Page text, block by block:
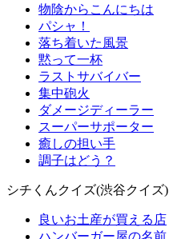
物陰からこんにちは
パシャ！
落ち着いた風景
黙って一杯
ラストサバイバー
集中砲火
ダメージディーラー
スーパーサポーター
癒しの担い手
調子はどう？
シチくんクイズ(渋谷クイズ)
良いお土産が買える店
ハンバーガー屋の名前